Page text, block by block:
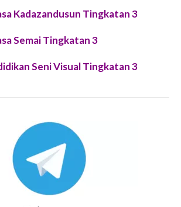
Kadazandusun Tingkatan 3
Semai Tingkatan 3
Seni Visual Tingkatan 3